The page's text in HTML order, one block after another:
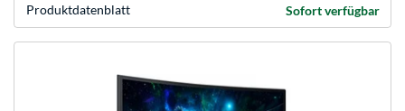
Produkt­datenblatt Sofort verfügbar